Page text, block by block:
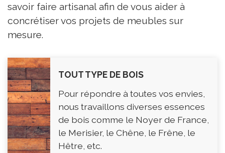
savoir faire artisanal afin de vous aider à
concrétiser vos projets de meubles sur
mesure.
TOUT TYPE DE BOIS
Pour répondre à toutes vos envies,
nous travaillons diverses essences
de bois comme le Noyer de France,
le Merisier, le Chêne, le Frêne, le
Hêtre, etc.